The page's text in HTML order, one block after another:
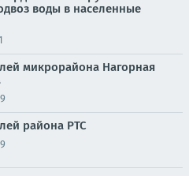
воды в населенные
микрорайона Нагорная
района РТС